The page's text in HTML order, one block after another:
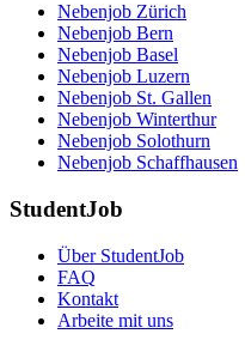
Nebenjob Zürich
Nebenjob Bern
Nebenjob Basel
Nebenjob Luzern
Nebenjob St. Gallen
Nebenjob Winterthur
Nebenjob Solothurn
Nebenjob Schaffhausen
StudentJob
Über StudentJob
FAQ
Kontakt
Arbeite mit uns